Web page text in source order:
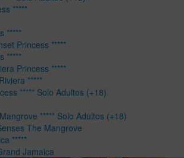
*****
*****
Princess *****
*****
Princess *****
*****
***** Solo Adultos (+18)
***** Solo Adultos (+18)
The Mangrove
*****
Jamaica